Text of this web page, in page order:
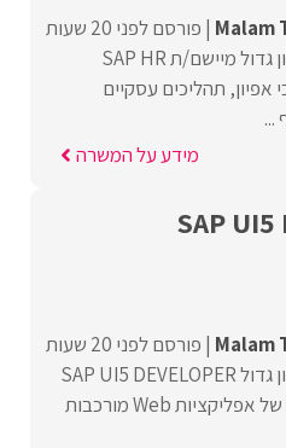
Malam פורסם לפני 20 שעות
Malam Team מגייסת לארגון גדול מיישם/ת SAP HR
תהליכים עסקיים
...
מידע על המשרה
SAP
Malam פורסם לפני 20 שעות
Malam Team מגייסת לארגון גדול SAP UI5 DEVELOPER
התפקיד כולל: פיתוח ואחזקה של אפליקציות Web מורכבות